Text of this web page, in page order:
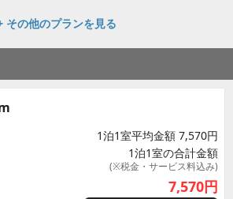
その他のプランを見る
1泊1室平均金額 7,570円
1泊1室の合計金額
(※税金・サービス料込み)
7,570円